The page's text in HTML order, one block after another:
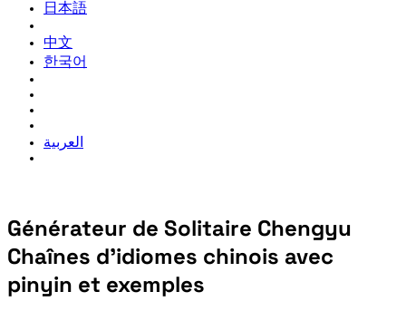
日本語
中文
한국어
العربية
Générateur de Solitaire Chengyu
Chaînes d’idiomes chinois avec
pinyin et exemples